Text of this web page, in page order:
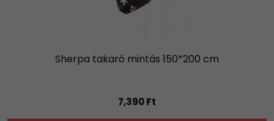
Sherpa takaró mintás 150*200 cm
7,390 Ft